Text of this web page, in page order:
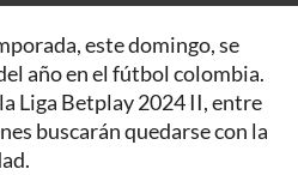
este domingo, se
año en el fútbol colombia.
Liga Betplay 2024 II, entre
buscarán quedarse con la